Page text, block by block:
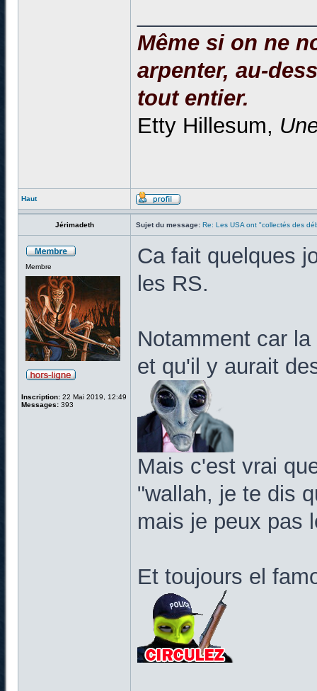
Même si on ne
arpenter, au-
tout entier.
Etty Hillesum,
Haut
Jérimadeth Sujet du message: Re: Les USA ont "collectés des
Membre
Inscription: 22 Mai 2019, 12:49
Messages: 393
Ca fait quelques
les RS.
Notamment car
et qu'il y aurait
Mais c'est vrai
"wallah, je te dis
mais je peux pas
Et toujours el